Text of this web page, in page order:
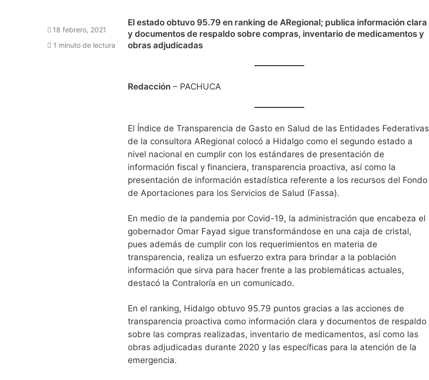
El estado obtuvo 95.79 en ranking de ARegional; publica información clara
y documentos de respaldo sobre compras, inventario de medicamentos y
obras adjudicadas
Redacción – PACHUCA
El Índice de Transparencia de Gasto en Salud de las Entidades Federativas
de la consultora ARegional colocó a Hidalgo como el segundo estado a
nivel nacional en cumplir con los estándares de presentación de
información fiscal y financiera, transparencia proactiva, así como la
presentación de información estadística referente a los recursos del Fondo
de Aportaciones para los Servicios de Salud (Fassa).
En medio de la pandemia por Covid-19, la administración que encabeza el
gobernador Omar Fayad sigue transformándose en una caja de cristal,
pues además de cumplir con los requerimientos en materia de
transparencia, realiza un esfuerzo extra para brindar a la población
información que sirva para hacer frente a las problemáticas actuales,
destacó la Contraloría en un comunicado.
En el ranking, Hidalgo obtuvo 95.79 puntos gracias a las acciones de
transparencia proactiva como información clara y documentos de respaldo
sobre las compras realizadas, inventario de medicamentos, así como las
obras adjudicadas durante 2020 y las específicas para la atención de la
emergencia.
18 febrero, 2021
1 minuto de lectura